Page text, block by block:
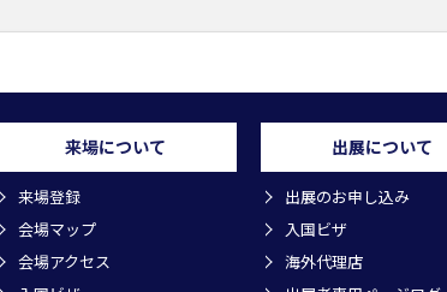
来場について
来場登録
会場マップ
会場アクセス
出展について
出展のお申し込み
入国ビザ
海外代理店